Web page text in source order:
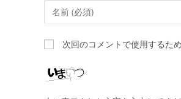
次回のコメントで使用するた